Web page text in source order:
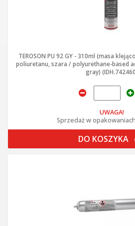
TEROSON PU 92 GY - 310ml (masa
poliuretanu, szara / polyurethane-based
gray)
UWAGA!
Sprzedaż w
DO KOSZYKA